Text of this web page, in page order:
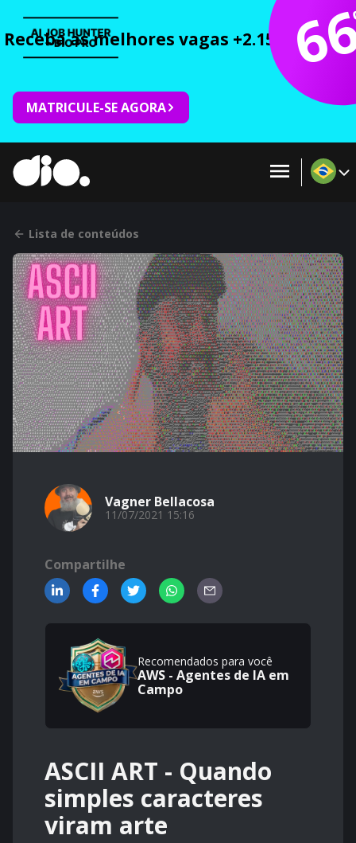
Receba as melhores vagas +2.150 cursos
MATRICULE-SE AGORA
Lista de conteúdos
Vagner Bellacosa
11/07/2021 15:16
Compartilhe
Recomendados para você
AWS - Agentes de IA em
Campo
ASCII ART - Quando
simples caracteres
viram arte